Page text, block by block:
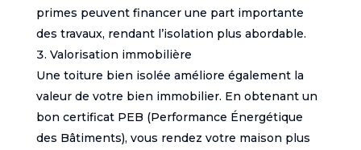
primes peuvent financer une part importante
des travaux, rendant l’isolation plus abordable.
Valorisation immobilière
Une toiture bien isolée améliore également la
valeur de votre bien immobilier. En obtenant un
bon certificat PEB (Performance Énergétique
des Bâtiments), vous rendez votre maison plus